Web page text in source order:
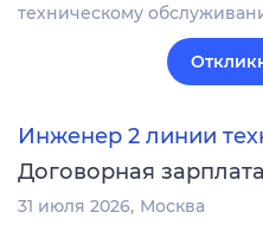
техническому
Инженер 2 линии
Договорная зарплата
31 июля 2026 Москва